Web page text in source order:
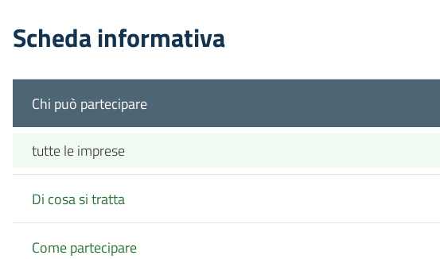
Scheda informativa
Chi può partecipare
tutte le imprese
Di cosa si tratta
Come partecipare